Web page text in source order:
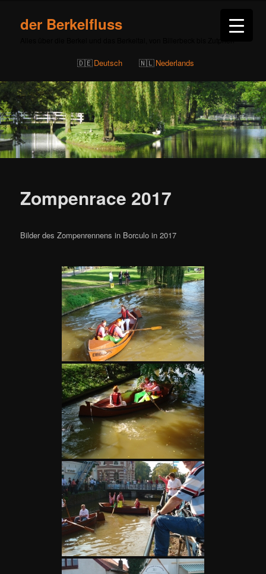
der Berkelfluss
Deutsch Nederlands
Zompenrace 2017
Bilder des Zompenrennens in Borculo in 2017